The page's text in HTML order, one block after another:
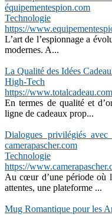
équipementespion.com
Technologie
https://
L’art de l’espionnage a
modernes. A...
La Qualité des Idées
High-Tech
https://www.totalcadeau.com
En termes de qualité et
ligne de cadeaux prop...
Dialogues privilégiés
camerapascher.com
Technologie
https://
Au cœur d’une période où
attentes, une plateforme ...
Mug Romantique pour les